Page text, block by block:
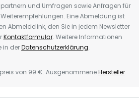
und Umfragen sowie Anfragen für
Eine Abmeldung ist
Abmeldelink, den Sie in jedem Newsletter
Kontaktformular. Weitere Informationen
in derDatenschutzerklärung.
von 99 €. AusgenommeneHersteller.